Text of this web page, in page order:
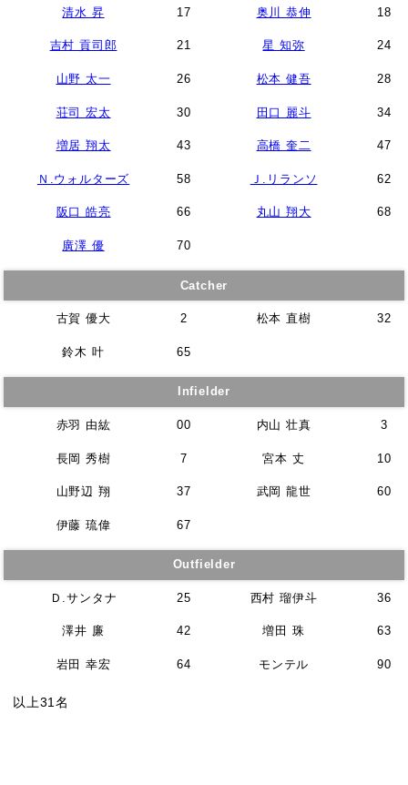
清水 昇 17 奥川 恭伸 18
吉村 貢司郎 21 星 知弥 24
山野 太一 26 松本 健吾 28
荘司 宏太 30 田口 麗斗 34
増居 翔太 43 高橋 奎二 47
Ｎ.ウォルターズ 58 Ｊ.リランソ 62
阪口 皓亮 66 丸山 翔大 68
廣澤 優 70
Catcher
古賀 優大 2 松本 直樹 32
鈴木 叶 65
Infielder
赤羽 由紘 00 内山 壮真 3
長岡 秀樹 7 宮本 丈 10
山野辺 翔 37 武岡 龍世 60
伊藤 琉偉 67
Outfielder
Ｄ.サンタナ 25 西村 瑠伊斗 36
澤井 廉 42 増田 珠 63
岩田 幸宏 64 モンテル 90
以上31名